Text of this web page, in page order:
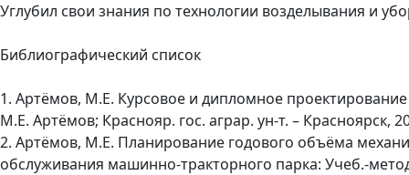
Углубил свои знания по технологии возделывания и
Библиографический список
1. Артёмов, М.Е. Курсовое и дипломное
М.Е. Артёмов; Краснояр. гос. аграр. ун-т. – Красноярск,
2. Артёмов, М.Е. Планирование годового объёма
обслуживания машинно-тракторного парка: Учеб.-